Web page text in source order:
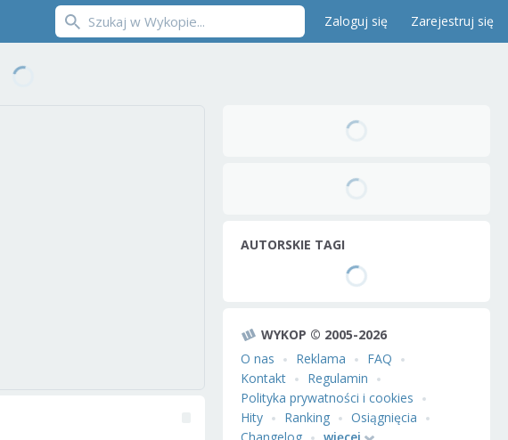
Zaloguj się Zarejestruj się
AUTORSKIE TAGI
WYKOP © 2005-2026
O nas
Reklama
FAQ
Kontakt
Regulamin
Polityka prywatności i cookies
Hity
Ranking
Osiągnięcia